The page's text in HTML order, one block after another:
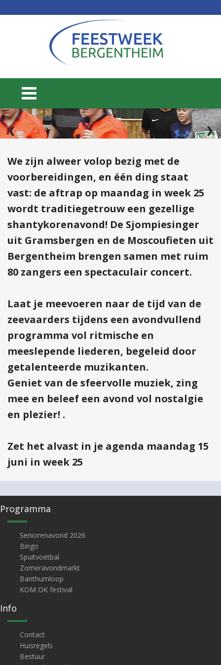
15 t/m 20 juni
WEEK 25
❮ ❯
We zijn alweer volop bezig met de
voorbereidingen, en één ding staat
vast: de aftrap op maandag in week 25
wordt traditiegetrouw een gezellige
shantykorenavond! De Sjompiesinger
uit Gramsbergen en de Moscoufieten uit
Bergentheim brengen samen met ruim
80 zangers een spectaculair concert.
Laat je meevoeren naar de tijd van de
zeevaarders tijdens een avondvullend
programma vol ritmische en
meeslepende liederen, begeleid door
getalenteerde muzikanten.
Geniet van de sfeervolle muziek, zing
mee en beleef een avond vol nostalgie
en plezier! .
Zet het alvast in je agenda maandag 15
juni in week 25
Programma
Seniorenavond 2026
Bingo
Spuitvoetbal
Zomeravondmarkt
Banthumloop
KOM OK festival
Info
Contact
Huisregels
Bestuur